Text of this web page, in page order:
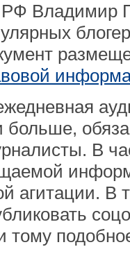
Владимир
больше,
В
агитации. В
тому